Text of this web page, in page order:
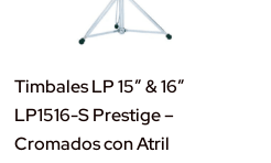
Timbales LP 15″ & 16″
LP1516-S Prestige –
Cromados con Atril